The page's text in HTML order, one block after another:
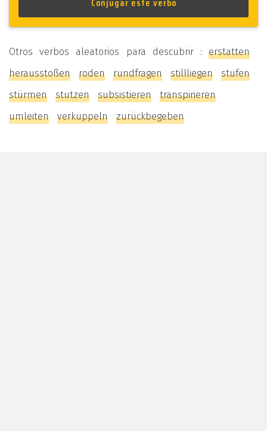
Otros verbos aleatorios para descubrir : erstatten
herausstoßen
roden rundfragen stillliegen
stufen
stürmen
stutzen subsistieren
transpirieren
umleiten
verkuppeln zurückbegeben